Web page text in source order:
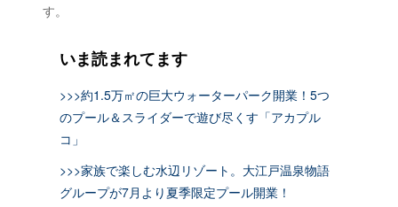
す。
いま読まれてます
>>>約1.5万㎡の巨大ウォーターパーク開業！5つ
のプール＆スライダーで遊び尽くす「アカプル
コ」
>>>家族で楽しむ水辺リゾート。大江戸温泉物語
グループが7月より夏季限定プール開業！